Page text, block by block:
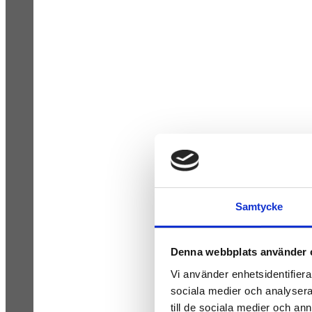
Samtycke
Denna webbplats använder
Vi använder
sociala medier och
till de sociala medier och